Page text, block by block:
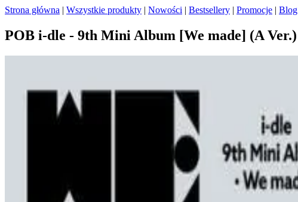
Strona główna | Wszystkie produkty | Nowości | Bestsellery | Promocje | Blog
POB i-dle - 9th Mini Album [We made] (A Ver.)